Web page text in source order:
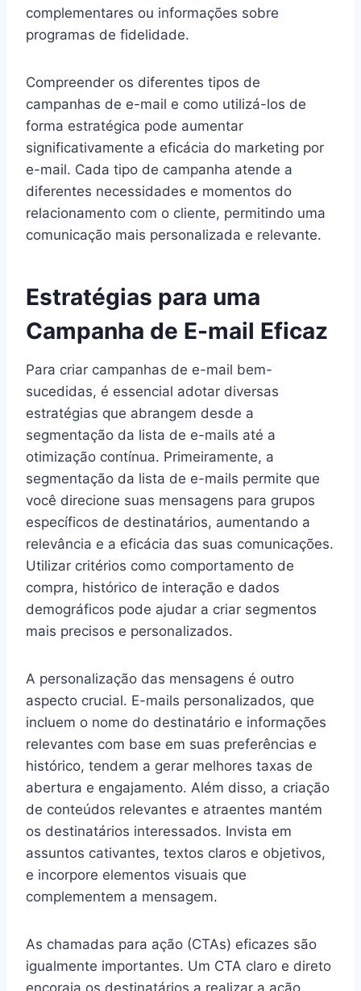
complementares ou informações sobre
programas de fidelidade.
Compreender os diferentes tipos de
campanhas de e-mail e como utilizá-los de
forma estratégica pode aumentar
significativamente a eficácia do marketing por
e-mail. Cada tipo de campanha atende a
diferentes necessidades e momentos do
relacionamento com o cliente, permitindo uma
comunicação mais personalizada e relevante.
Estratégias para uma
Campanha de E-mail Eficaz
Para criar campanhas de e-mail bem-
sucedidas, é essencial adotar diversas
estratégias que abrangem desde a
segmentação da lista de e-mails até a
otimização contínua. Primeiramente, a
segmentação da lista de e-mails permite que
você direcione suas mensagens para grupos
específicos de destinatários, aumentando a
relevância e a eficácia das suas comunicações.
Utilizar critérios como comportamento de
compra, histórico de interação e dados
demográficos pode ajudar a criar segmentos
mais precisos e personalizados.
A personalização das mensagens é outro
aspecto crucial. E-mails personalizados, que
incluem o nome do destinatário e informações
relevantes com base em suas preferências e
histórico, tendem a gerar melhores taxas de
abertura e engajamento. Além disso, a criação
de conteúdos relevantes e atraentes mantém
os destinatários interessados. Invista em
assuntos cativantes, textos claros e objetivos,
e incorpore elementos visuais que
complementem a mensagem.
As chamadas para ação (CTAs) eficazes são
igualmente importantes. Um CTA claro e direto
encoraja os destinatários a realizar a ação